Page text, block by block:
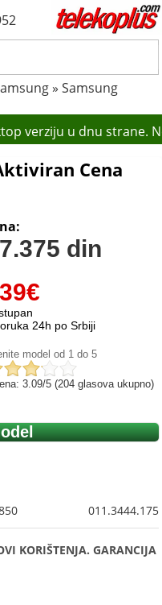
» Samsung
verziju u dnu strane.
Cena
€
din
24h po Srbiji
model od 1 do 5
3.09/5 (204 glasova ukupno)
011.3444.175
KORIŠTENJA. GARANCIJA